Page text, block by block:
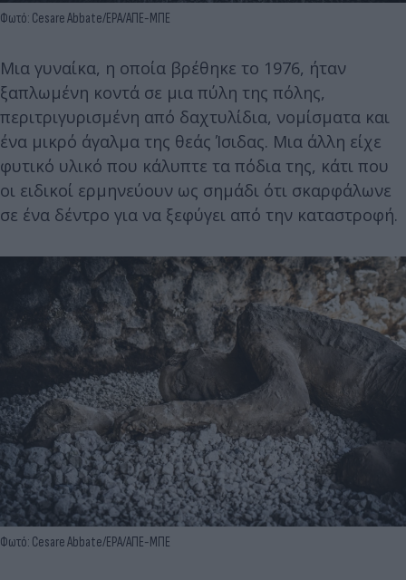
Φωτό: Cesare Abbate/EPA/ΑΠΕ-ΜΠΕ
Μια γυναίκα, η οποία βρέθηκε το 1976, ήταν
ξαπλωμένη κοντά σε μια πύλη της πόλης,
περιτριγυρισμένη από δαχτυλίδια, νομίσματα και
ένα μικρό άγαλμα της θεάς Ίσιδας. Μια άλλη είχε
φυτικό υλικό που κάλυπτε τα πόδια της, κάτι που
οι ειδικοί ερμηνεύουν ως σημάδι ότι σκαρφάλωνε
σε ένα δέντρο για να ξεφύγει από την καταστροφή.
Φωτό: Cesare Abbate/EPA/ΑΠΕ-ΜΠΕ